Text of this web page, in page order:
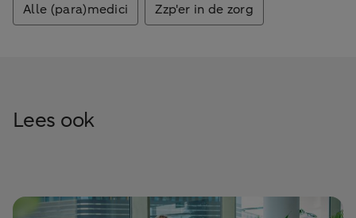
Alle (para)medici
Zzp'er in de zorg
Lees ook